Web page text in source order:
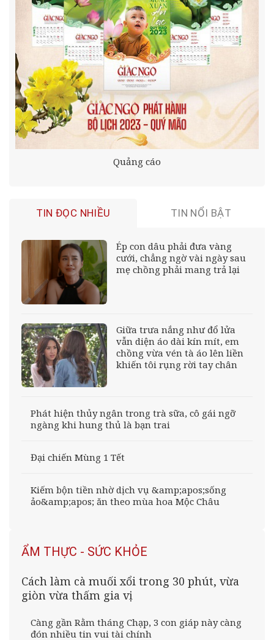
Quảng cáo
TIN ĐỌC NHIỀU TIN NỔI BẬT
Ép con dâu phải đưa vàng
cưới, chẳng ngờ vài ngày sau
mẹ chồng phải mang trả lại
Giữa trưa nắng như đổ lửa
vẫn diện áo dài kín mít, em
chồng vừa vén tà áo lên liền
khiến tôi rụng rời tay chân
Phát hiện thủy ngân trong trà sữa, cô gái ngỡ
ngàng khi hung thủ là bạn trai
Đại chiến Mùng 1 Tết
Kiếm bộn tiền nhờ dịch vụ &amp;apos;sống
ảo&amp;apos; ăn theo mùa hoa Mộc Châu
ẨM THỰC - SỨC KHỎE
Cách làm cà muối xổi trong 30 phút, vừa
giòn vừa thấm gia vị
Càng gần Rằm tháng Chạp, 3 con giáp này càng
đón nhiều tin vui tài chính